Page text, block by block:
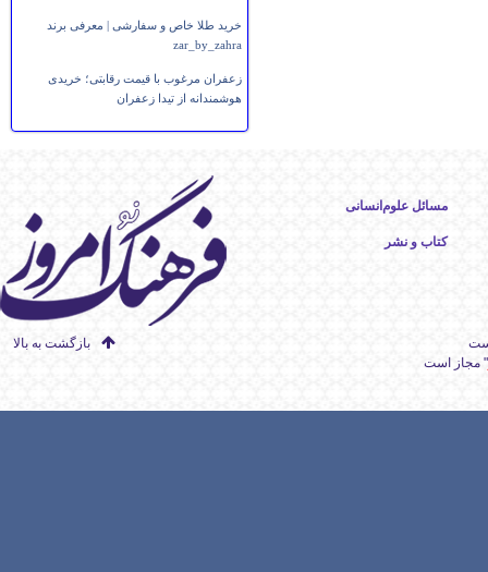
خرید طلا خاص و سفارشی | معرفی برند
zar_by_zahra
زعفران مرغوب با قیمت رقابتی؛ خریدی
هوشمندانه از تیدا زعفران
مسائل علوم‌انسانی
کتاب و نشر
بازگشت به بالا
" مجاز است